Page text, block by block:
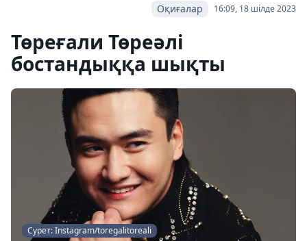
16:09, 18 шілде 2023
Оқиғалар
Төреғали Төреәлі
бостандыққа шықты
Сурет: Instagram/toregalitoreali